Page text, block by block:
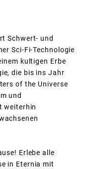
Schwert- und
Sci-Fi-Technologie
kultigen Erbe
die bis ins Jahr
of the Universe
und
weiterhin
Erlebe alle
in Eternia mit